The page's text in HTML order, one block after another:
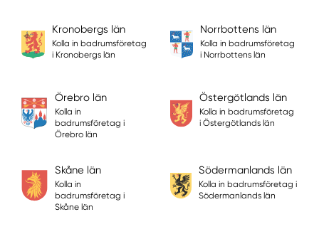
Kronobergs län
Kolla in badrumsföretag
i Kronobergs län
Norrbottens län
Kolla in badrumsföretag
i Norrbottens län
Örebro län
Kolla in
badrumsföretag i
Örebro län
Östergötlands län
Kolla in badrumsföretag
i Östergötlands län
Skåne län
Kolla in
badrumsföretag i
Skåne län
Södermanlands län
Kolla in badrumsföretag i
Södermanlands län